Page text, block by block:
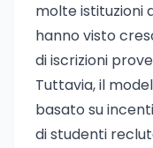
molte istituzioni
hanno visto
di iscrizioni
Tuttavia, il
basato su
di studenti